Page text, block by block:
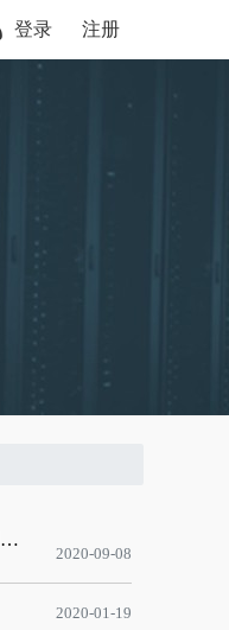
登录 注册
生产管理与生产计划的目标
2020-09-08
2020-01-19